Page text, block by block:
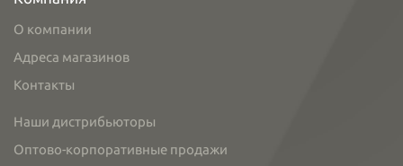
О компании
Адреса магазинов
Контакты
Наши дистрибьюторы
Оптово-корпоративные продажи